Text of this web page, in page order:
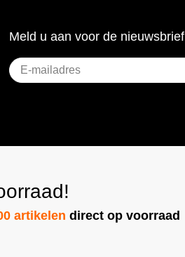
Meld u aan voor de nieuwsbrief
E-
mailadres
artikelen direct op voorraad